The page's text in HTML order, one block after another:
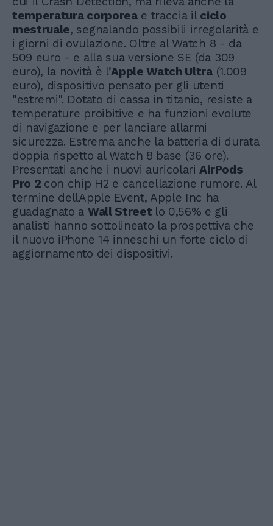
temperatura corporeae traccia il ciclo
mestruale, segnalando possibili irregolarità e
i giorni di ovulazione. Oltre al Watch 8 - da
509 euro - e alla sua versione SE (da 309
euro), la novità è l’Apple Watch Ultra(1.009
euro), dispositivo pensato per gli utenti
"estremi". Dotato di cassa in titanio, resiste a
temperature proibitive e ha funzioni evolute
di navigazione e per lanciare allarmi
sicurezza. Estrema anche la batteria di durata
doppia rispetto al Watch 8 base (36 ore).
Presentati anche i nuovi auricolariAirPods
Pro 2 con chip H2 e cancellazione rumore. Al
termine dellApple Event, Apple Inc ha
guadagnato a Wall Street lo 0,56% e gli
analisti hanno sottolineato la prospettiva che
il nuovo iPhone 14 inneschi un forte ciclo di
aggiornamento dei dispositivi.